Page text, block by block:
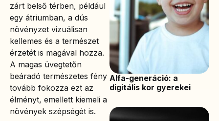
zárt belső térben, például
egy átriumban, a dús
növényzet vizuálisan
kellemes és a természet
érzetét is magával hozza.
A magas üvegtetőn
beáradó természetes fény
tovább fokozza ezt az
élményt, emellett kiemeli a
növények szépségét is.
Alfa-generáció: a
digitális kor gyerekei